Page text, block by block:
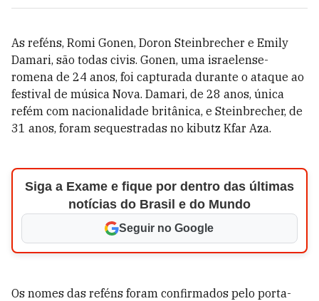
As reféns, Romi Gonen, Doron Steinbrecher e Emily
Damari, são todas civis. Gonen, uma israelense-
romena de 24 anos, foi capturada durante o ataque ao
festival de música Nova. Damari, de 28 anos, única
refém com nacionalidade britânica, e Steinbrecher, de
31 anos, foram sequestradas no kibutz Kfar Aza.
Siga a Exame e fique por dentro das últimas
notícias do Brasil e do Mundo
Seguir no Google
Os nomes das reféns foram confirmados pelo porta-